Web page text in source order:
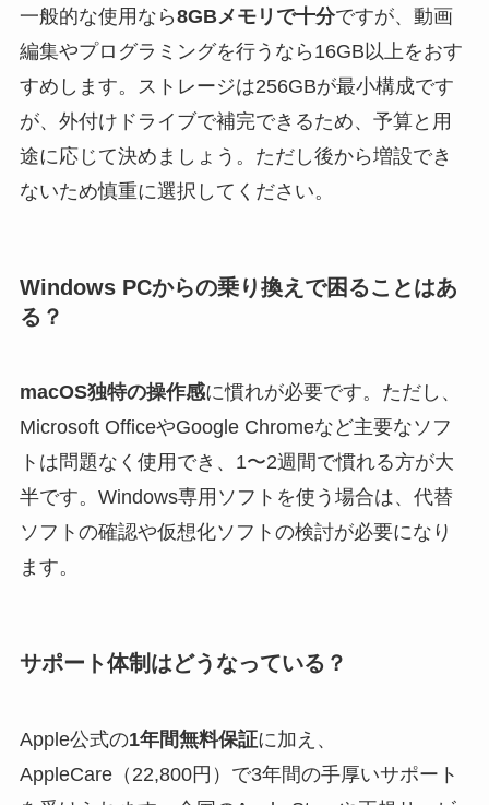
一般的な使用なら8GBメモリで十分ですが、動画
編集やプログラミングを行うなら16GB以上をおす
すめします。ストレージは256GBが最小構成です
が、外付けドライブで補完できるため、予算と用
途に応じて決めましょう。ただし後から増設でき
ないため慎重に選択してください。
Windows PCからの乗り換えで困ることはあ
る？
macOS独特の操作感に慣れが必要です。ただし、
Microsoft OfficeやGoogle Chromeなど主要なソフ
トは問題なく使用でき、1〜2週間で慣れる方が大
半です。Windows専用ソフトを使う場合は、代替
ソフトの確認や仮想化ソフトの検討が必要になり
ます。
サポート体制はどうなっている？
Apple公式の1年間無料保証に加え、
AppleCare（22,800円）で3年間の手厚いサポート